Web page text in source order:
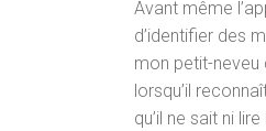
Avant même
d’identifier des
mon petit-neveu
lorsqu’il
qu’il ne sait ni